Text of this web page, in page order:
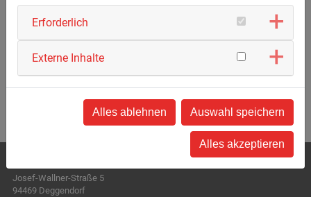
Josef-Wallner-Straße 5
94469 Deggendorf
Erforderlich
Externe Inhalte
Alles ablehnen Auswahl speichern
Alles akzeptieren